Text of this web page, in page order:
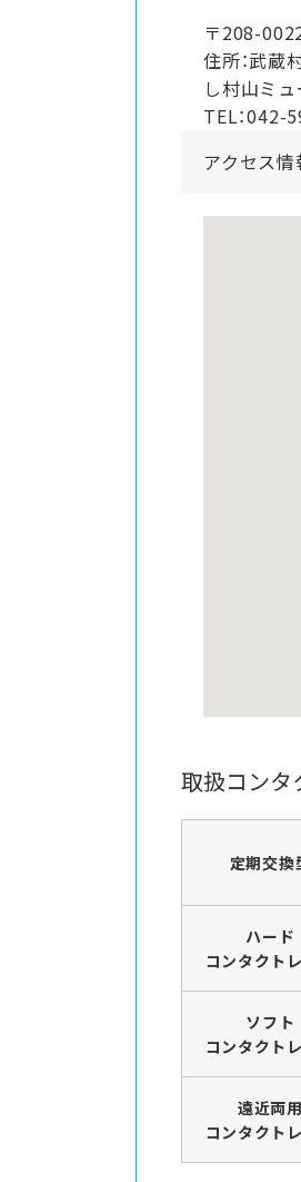
〒208-
住所：武
し村山ミュ
TEL：042-
アクセス情
取扱コンタ
定期交換
ハード
コンタクト
ソフト
コンタクト
遠近両用
コンタクト